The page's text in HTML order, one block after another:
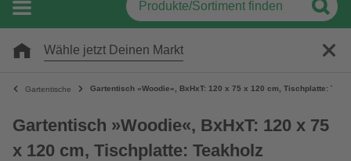
Wähle jetzt Deinen Markt
Gartentische Gartentisch »Woodie«, BxHxT: 120 x 75 x 120 cm, Tischplatte:
Gartentisch »Woodie«, BxHxT: 120 x 75
x 120 cm, Tischplatte: Teakholz